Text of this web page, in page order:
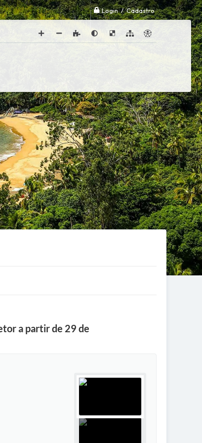
Login / Cadastro
a partir de 29 de